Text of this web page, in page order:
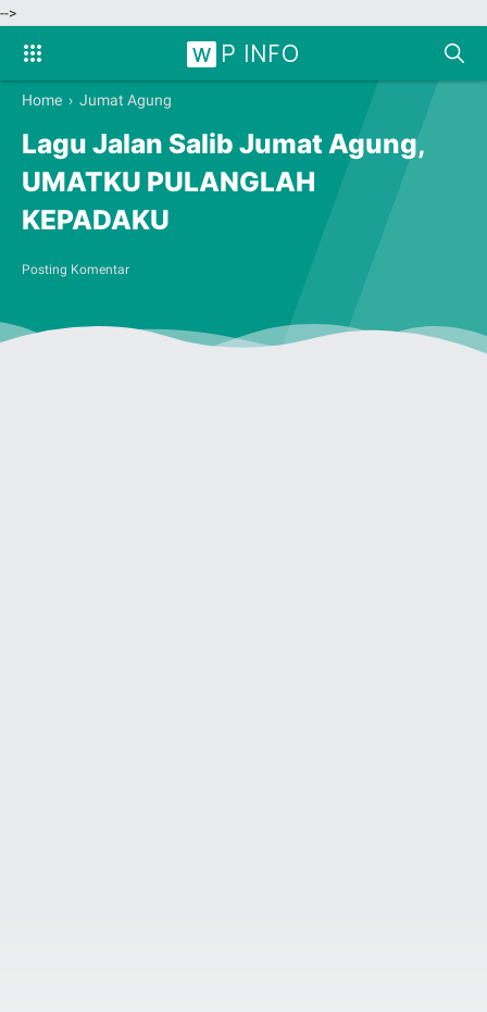
-->
W P INFO
Home › Jumat Agung
Lagu Jalan Salib Jumat Agung,
UMATKU PULANGLAH
KEPADAKU
Posting Komentar